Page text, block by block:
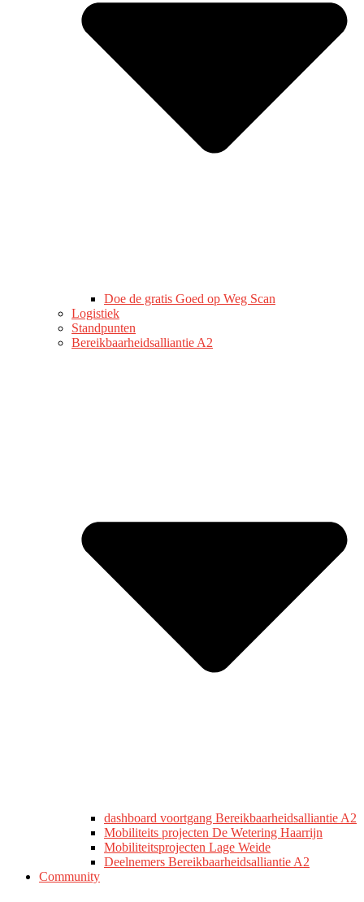
Doe de gratis Goed op Weg Scan
Logistiek
Standpunten
Bereikbaarheidsalliantie A2
dashboard voortgang Bereikbaarheidsalliantie A2
Mobiliteits projecten De Wetering Haarrijn
Mobiliteitsprojecten Lage Weide
Deelnemers Bereikbaarheidsalliantie A2
Community